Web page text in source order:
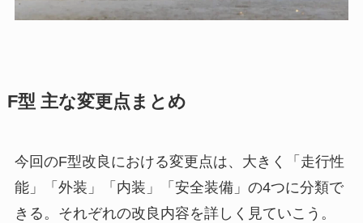
F型 主な変更点まとめ
今回のF型改良における変更点は、大きく「走行性
能」「外装」「内装」「安全装備」の4つに分類で
きる。それぞれの改良内容を詳しく見ていこう。